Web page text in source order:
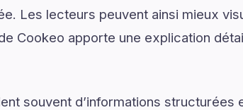
Les lecteurs peuvent ainsi mieux
Cookeo apporte une explication
souvent d’informations structurées